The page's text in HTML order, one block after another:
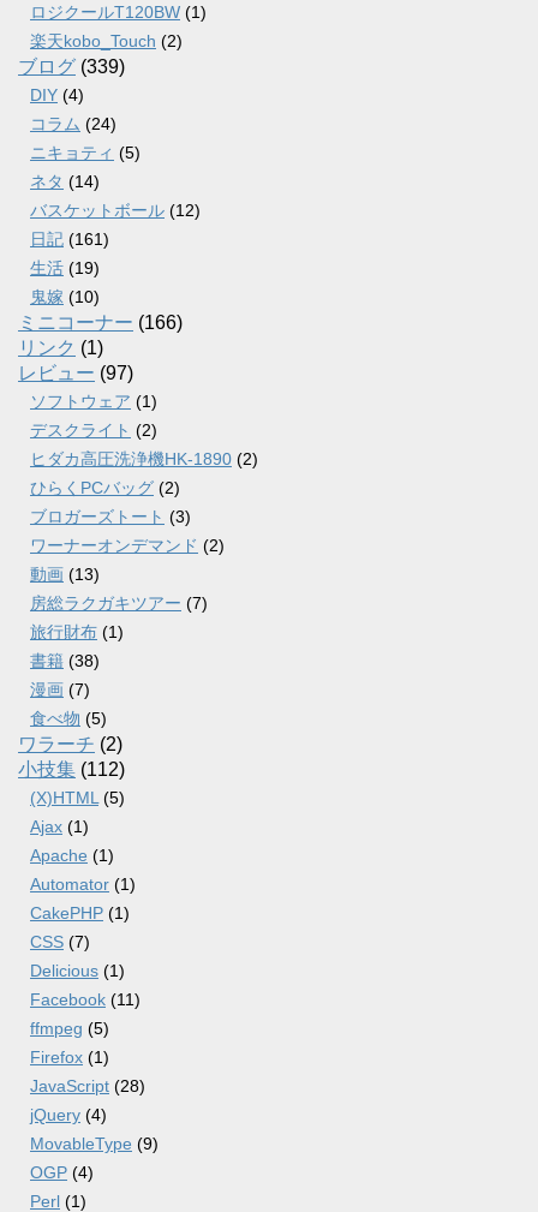
ロジクールT120BW (1)
楽天kobo_Touch (2)
ブログ (339)
DIY (4)
コラム (24)
ニキョティ (5)
ネタ (14)
バスケットボール (12)
日記 (161)
生活 (19)
鬼嫁 (10)
ミニコーナー (166)
リンク (1)
レビュー (97)
ソフトウェア (1)
デスクライト (2)
ヒダカ高圧洗浄機HK-1890 (2)
ひらくPCバッグ (2)
ブロガーズトート (3)
ワーナーオンデマンド (2)
動画 (13)
房総ラクガキツアー (7)
旅行財布 (1)
書籍 (38)
漫画 (7)
食べ物 (5)
ワラーチ (2)
小技集 (112)
(X)HTML (5)
Ajax (1)
Apache (1)
Automator (1)
CakePHP (1)
CSS (7)
Delicious (1)
Facebook (11)
ffmpeg (5)
Firefox (1)
JavaScript (28)
jQuery (4)
MovableType (9)
OGP (4)
Perl (1)